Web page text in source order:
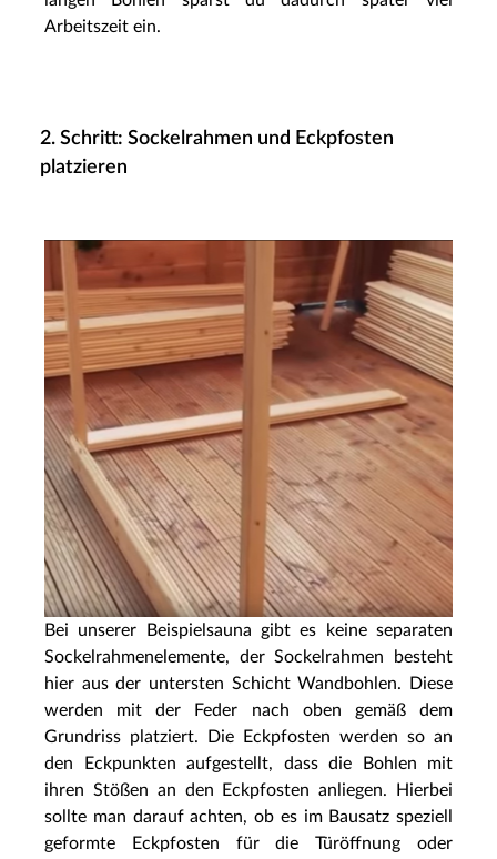
Arbeitszeit ein.
2. Schritt: Sockelrahmen und Eckpfosten
platzieren
Bei unserer Beispielsauna gibt es keine separaten
Sockelrahmenelemente, der Sockelrahmen besteht
hier aus der untersten Schicht Wandbohlen. Diese
werden mit der Feder nach oben gemäß dem
Grundriss platziert. Die Eckpfosten werden so an
den Eckpunkten aufgestellt, dass die Bohlen mit
ihren Stößen an den Eckpfosten anliegen. Hierbei
sollte man darauf achten, ob es im Bausatz speziell
geformte Eckpfosten für die Türöffnung oder